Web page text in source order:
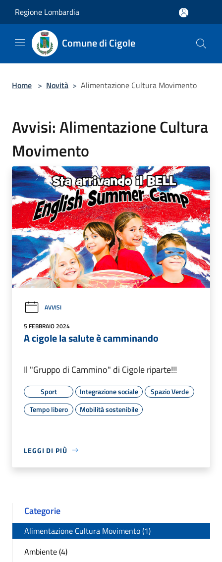
Regione Lombardia
Comune di Cigole
Home > Novità > Alimentazione Cultura Movimento
Avvisi: Alimentazione Cultura
Movimento
AVVISI
5 FEBBRAIO 2024
A cigole la salute è camminando
Il "Gruppo di Cammino" di Cigole riparte!!!
Sport Integrazione sociale
Spazio Verde
Tempo libero
Mobilità sostenibile
LEGGI DI PIÙ
Categorie
Alimentazione Cultura Movimento (1)
Ambiente (4)